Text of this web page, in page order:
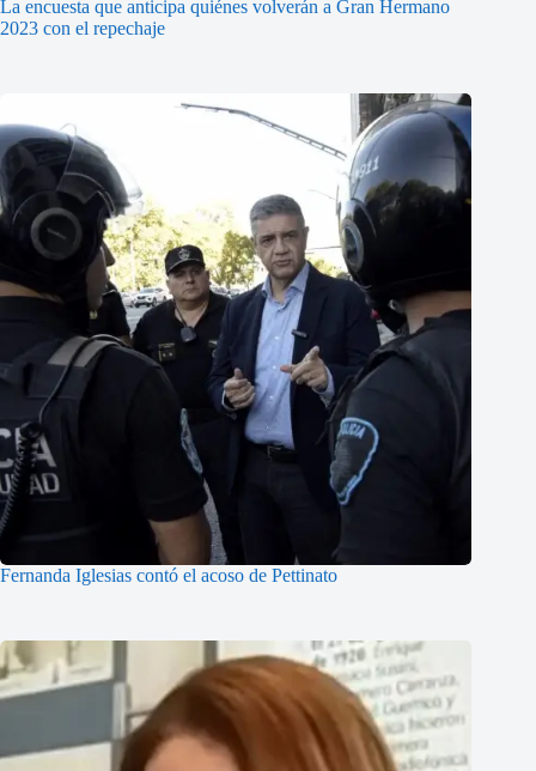
La encuesta que anticipa quiénes volverán a Gran Hermano
2023 con el repechaje
Fernanda Iglesias contó el acoso de Pettinato